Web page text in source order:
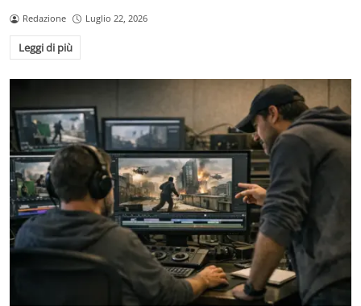
Redazione Luglio 22, 2026
Leggi di più